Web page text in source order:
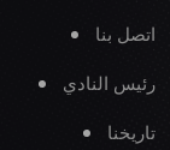
اتصل بنا
رئيس النادي
تاريخنا